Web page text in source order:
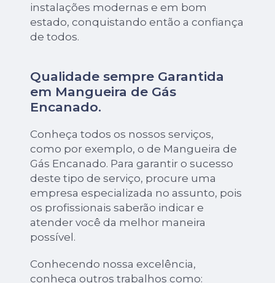
instalações modernas e em bom
estado, conquistando então a confiança
de todos.
Qualidade sempre Garantida
em Mangueira de Gás
Encanado.
Conheça todos os nossos serviços,
como por exemplo, o de Mangueira de
Gás Encanado. Para garantir o sucesso
deste tipo de serviço, procure uma
empresa especializada no assunto, pois
os profissionais saberão indicar e
atender você da melhor maneira
possível.
Conhecendo nossa excelência,
conheça outros trabalhos como: